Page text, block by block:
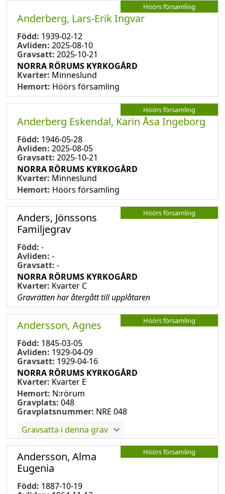
Höörs församling
Anderberg, Lars-Erik Ingvar
Född: 1939-02-12
Avliden: 2025-08-10
Gravsatt: 2025-10-21
NORRA RÖRUMS KYRKOGÅRD
Kvarter: Minneslund
Hemort: Höörs församling
Höörs församling
Anderberg Eskendal, Karin Åsa Ingeborg
Född: 1946-05-28
Avliden: 2025-08-05
Gravsatt: 2025-10-21
NORRA RÖRUMS KYRKOGÅRD
Kvarter: Minneslund
Hemort: Höörs församling
Höörs församling
Anders, Jönssons
Familjegrav
Född: -
Avliden: -
Gravsatt: -
NORRA RÖRUMS KYRKOGÅRD
Kvarter: Kvarter C
Gravrätten har återgått till upplåtaren
Höörs församling
Andersson, Agnes
Född: 1845-03-05
Avliden: 1929-04-09
Gravsatt: 1929-04-16
NORRA RÖRUMS KYRKOGÅRD
Kvarter: Kvarter E
Hemort: N:rörum
Gravplats: 048
Gravplatsnummer: NRE 048
Gravsatta i denna grav
Höörs församling
Andersson, Alma
Eugenia
Född: 1887-10-19